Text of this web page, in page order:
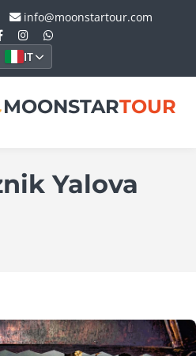
info@moonstartour.com
IT
MOONSTARTOUR
Yalova